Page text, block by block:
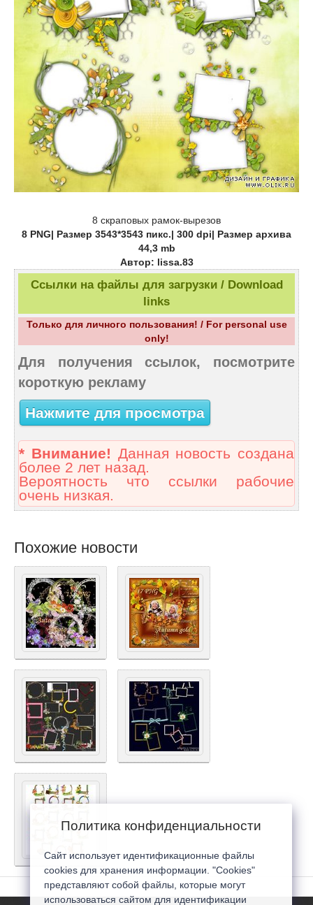
8 скраповых рамок-вырезов
8 PNG| Размер 3543*3543 пикс.| 300 dpi| Размер архива
44,3 mb
Автор: lissa.83
Ссылки на файлы для загрузки / Download
links
Только для личного пользования! / For personal use
only!
Для получения ссылок, посмотрите
короткую рекламу
Нажмите для просмотра
* Внимание! Данная новость создана
более 2 лет назад.
Вероятность что ссылки рабочие
очень низкая.
Похожие новости
Политика конфиденциальности
Сайт использует идентификационные файлы
cookies для хранения информации. "Cookies"
представляют собой файлы, которые могут
использоваться сайтом для идентификации